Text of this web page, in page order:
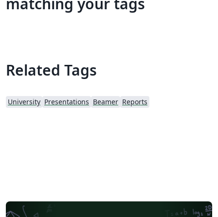
Related Tags
University Presentations Beamer Reports